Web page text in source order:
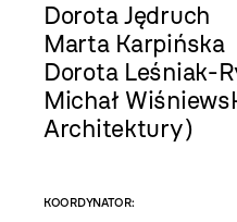
Dorota Jędruch
Marta Karpińska
Dorota Leśniak-
Michał
Architektury)
KOORDYNATOR: